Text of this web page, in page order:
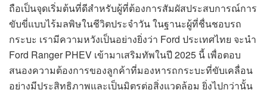
ถือเป็นจุดเริ่มต้นที่ดีสำหรับผู้ที่ต้องการสัมผัสประสบการณ์การ
ขับขี่แบบไร้มลพิษในชีวิตประจำวัน ในฐานะผู้ที่ชื่นชอบรถ
กระบะ เรามีความหวังเป็นอย่างยิ่งว่า Ford ประเทศไทย จะนำ
Ford Ranger PHEV เข้ามาเสริมทัพในปี 2025 นี้ เพื่อตอบ
สนองความต้องการของลูกค้าที่มองหารถกระบะที่ขับเคลื่อน
อย่างมีประสิทธิภาพและเป็นมิตรต่อสิ่งแวดล้อม ยิ่งไปกว่านั้น